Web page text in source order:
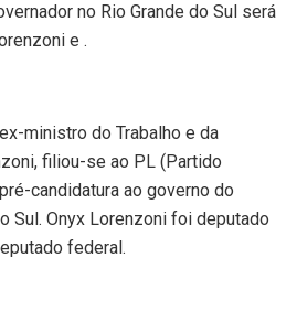
no Rio Grande do Sul será
e .
ministro do Trabalho e da
filiou-se ao PL (Partido
candidatura ao governo do
Sul. Onyx Lorenzoni foi deputado
federal.